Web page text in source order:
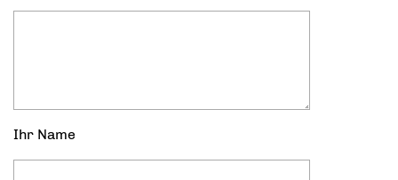
Ihr Name